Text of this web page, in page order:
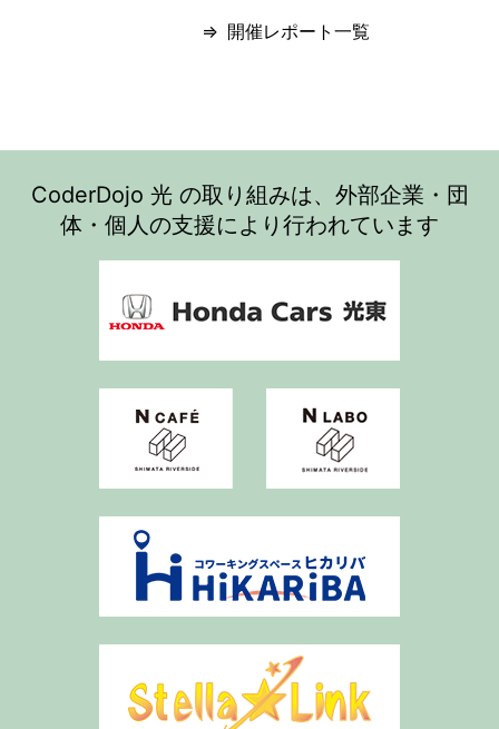
開催レポート一覧
CoderDojo 光 の取り組みは、外部企業・団
体・個人の支援により行われています